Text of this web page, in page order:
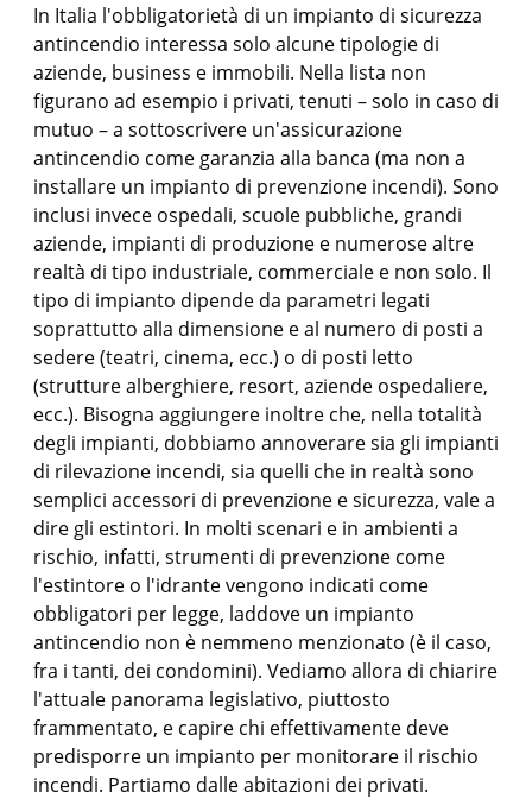
In Italia l'obbligatorietà di un impianto di sicurezza
antincendio interessa solo alcune tipologie di
aziende, business e immobili. Nella lista non
figurano ad esempio i privati, tenuti – solo in caso di
mutuo – a sottoscrivere un'assicurazione
antincendio come garanzia alla banca (ma non a
installare un impianto di prevenzione incendi). Sono
inclusi invece ospedali, scuole pubbliche, grandi
aziende, impianti di produzione e numerose altre
realtà di tipo industriale, commerciale e non solo. Il
tipo di impianto dipende da parametri legati
soprattutto alla dimensione e al numero di posti a
sedere (teatri, cinema, ecc.) o di posti letto
(strutture alberghiere, resort, aziende ospedaliere,
ecc.). Bisogna aggiungere inoltre che, nella totalità
degli impianti, dobbiamo annoverare sia gli impianti
di rilevazione incendi, sia quelli che in realtà sono
semplici accessori di prevenzione e sicurezza, vale a
dire gli estintori. In molti scenari e in ambienti a
rischio, infatti, strumenti di prevenzione come
l'estintore o l'idrante vengono indicati come
obbligatori per legge, laddove un impianto
antincendio non è nemmeno menzionato (è il caso,
fra i tanti, dei condomini). Vediamo allora di chiarire
l'attuale panorama legislativo, piuttosto
frammentato, e capire chi effettivamente deve
predisporre un impianto per monitorare il rischio
incendi. Partiamo dalle abitazioni dei privati.